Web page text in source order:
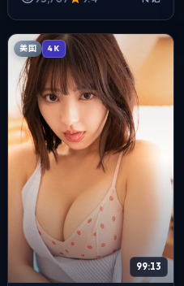
美国 4K
99:13